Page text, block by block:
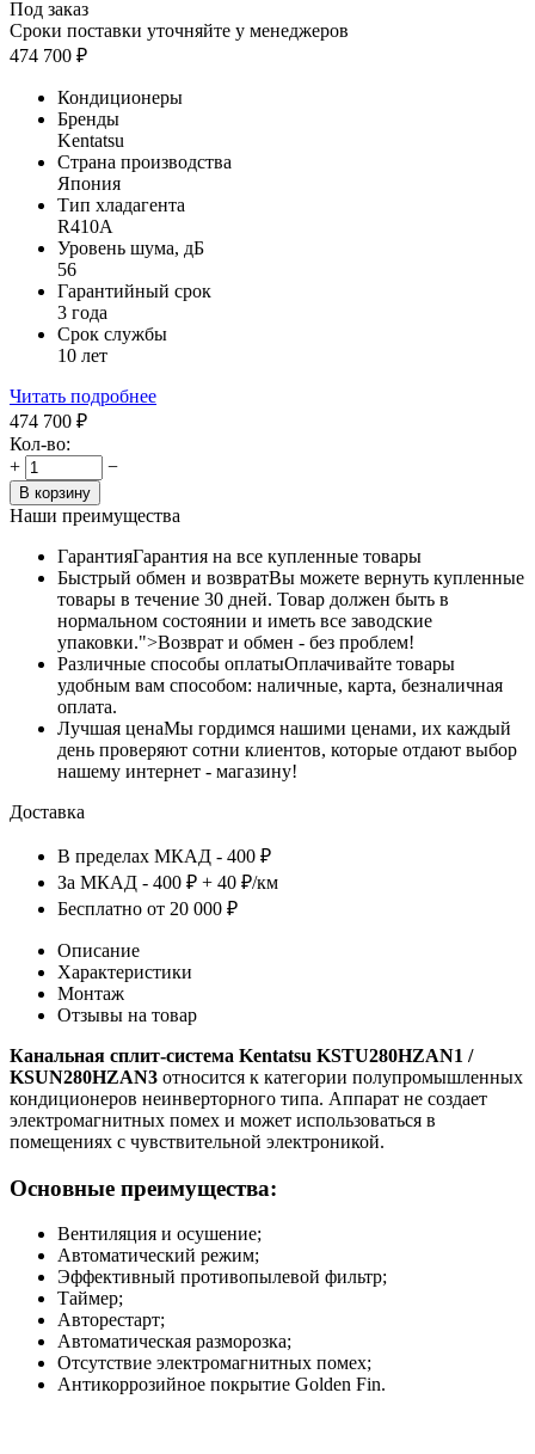
Под заказ
Сроки поставки уточняйте у менеджеров
474 700 ₽
Кондиционеры
Бренды
Kentatsu
Страна производства
Япония
Тип хладагента
R410A
Уровень шума, дБ
56
Гарантийный срок
3 года
Срок службы
10 лет
Читать подробнее
474 700 ₽
Кол-во:
+
−
В корзину
Наши преимущества
ГарантияГарантия на все купленные товары
Быстрый обмен и возвратВы можете вернуть купленные
товары в течение 30 дней. Товар должен быть в
нормальном состоянии и иметь все заводские
упаковки.">Возврат и обмен - без проблем!
Различные способы оплатыОплачивайте товары
удобным вам способом: наличные, карта, безналичная
оплата.
Лучшая ценаМы гордимся нашими ценами, их каждый
день проверяют сотни клиентов, которые отдают выбор
нашему интернет - магазину!
Доставка
В пределах МКАД - 400 ₽
За МКАД - 400 ₽ + 40 ₽/км
Бесплатно от 20 000 ₽
Описание
Характеристики
Монтаж
Отзывы на товар
Канальная сплит-система Kentatsu KSTU280HZAN1 /
KSUN280HZAN3 относится к категории полупромышленных
кондиционеров неинверторного типа. Аппарат не создает
электромагнитных помех и может использоваться в
помещениях с чувствительной электроникой.
Основные преимущества:
Вентиляция и осушение;
Автоматический режим;
Эффективный противопылевой фильтр;
Таймер;
Авторестарт;
Автоматическая разморозка;
Отсутствие электромагнитных помех;
Антикоррозийное покрытие Golden Fin.